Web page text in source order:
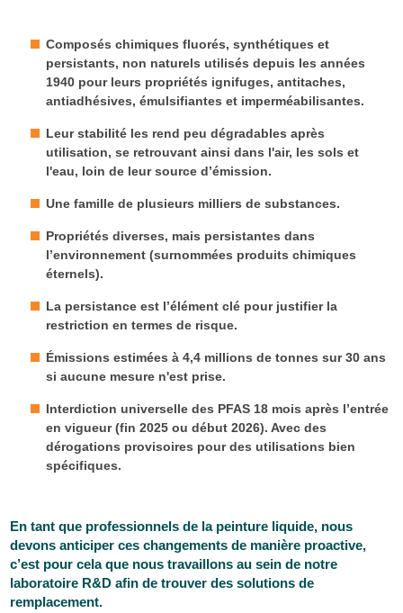
Composés chimiquesfluorés, synthétiques et
persistants, non naturels utilisés depuis les années
1940 pour leurs propriétés ignifuges, antitaches,
antiadhésives, émulsifiantes et imperméabilisantes.
Leur stabilité les rend peu dégradables après
utilisation, se retrouvant ainsi dans l'air, les sols et
l'eau, loin de leur source d’émission.
Une famille de plusieurs milliersde substances.
Propriétés diverses, mais persistantes dans
l’environnement (surnommées produits chimiques
éternels).
La persistanceest l’élément clé pour justifier la
restriction en termes de risque.
Émissions estimées à4,4 millions de tonnes sur 30 ans
si aucune mesure n'est prise.
Interdiction universelle des PFAS 18 mois après l’entrée
en vigueur (fin 2025 ou début 2026). Avec des
dérogations provisoires pour des utilisations bien
spécifiques.
En tant que professionnels de la peinture liquide, nous
devons anticiper ces changements de manière proactive,
c’est pour cela que nous travaillons au sein de notre
laboratoire R&D afin de trouver des solutions de
remplacement.